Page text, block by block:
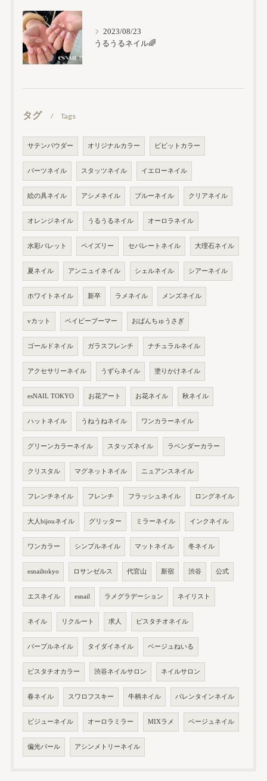
2023/08/23
うるうるネイル🌈
タグ Tags
サテンパウダー オリジナルカラー ビビットカラー
パーツネイル スタッツネイル イエローネイル
絵の具ネイル アシメネイル ブルーネイル クリアネイル
オレンジネイル うるうるネイル オーロラネイル
水彩パレット ペイズリー セパレートネイル 大理石ネイル
夏ネイル アンニュイネイル シェルネイル シアーネイル
ホワイトネイル 新卒 ラメネイル メンズネイル
vカット ベイビーブーマー おぱんちゅうさぎ
ゴールドネイル ガラスフレンチ ナチュラルネイル
アクセサリーネイル うずらネイル 塗りかけネイル
esNAIL TOKYO お花アート お花ネイル 秋ネイル
ハットネイル うねうねネイル ワンカラーネイル
グリーンカラーネイル スタッズネイル ラベンダーカラー
クリスタル マグネットネイル ニュアンスネイル
フレンチネイル フレンチ フラッシュネイル ロングネイル
大人bijouネイル グリッター ミラーネイル インクネイル
ワンカラー シンプルネイル マットネイル 冬ネイル
esnailtokyo ロサンゼルス 代官山 新宿 渋谷 公式
エスネイル esnail ラメグラデーション ネイリスト
ネイル リクルート 求人 ピスタチオネイル
パープルネイル タイダイネイル ベージュねいる
ピスタチオカラー 渋谷ネイルサロン ネイルサロン
春ネイル スワロフスキー 牛柄ネイル バレンタインネイル
ビジューネイル オーロラミラー MIXラメ ベージュネイル
偏光パール アシンメトリーネイル